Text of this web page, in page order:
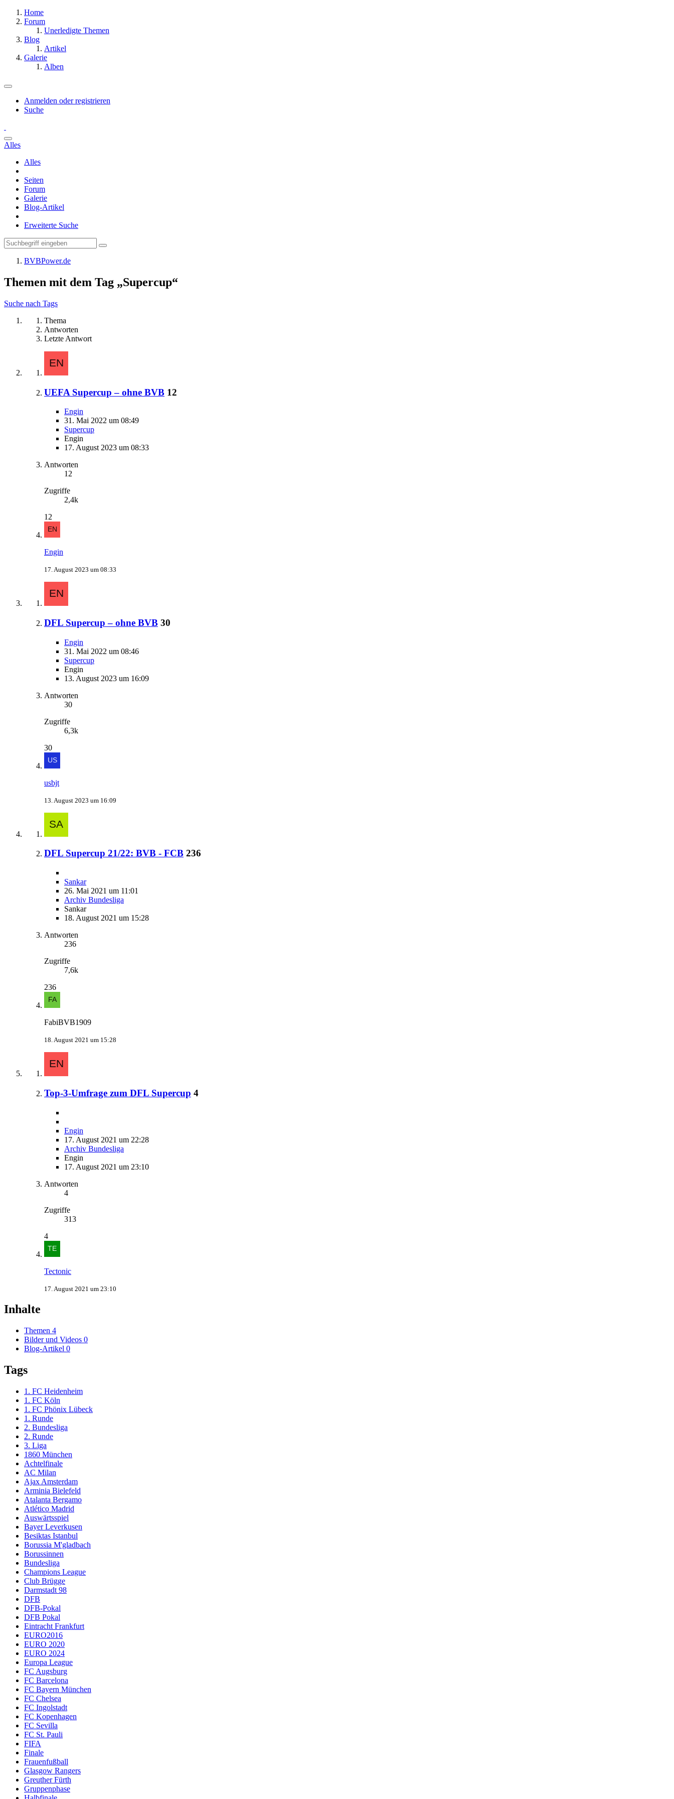
Home
Forum
Unerledigte Themen
Blog
Artikel
Galerie
Alben
Anmelden oder registrieren
Suche
Alles
Alles
Seiten
Forum
Galerie
Blog-Artikel
Erweiterte Suche
BVBPower.de
Themen mit dem Tag „Supercup“
Suche nach Tags
Thema
Antworten
Letzte Antwort
UEFA Supercup – ohne BVB 12
Engin
31. Mai 2022 um 08:49
Supercup
Engin
17. August 2023 um 08:33
Antworten
12
Zugriffe
2,4k
12
Engin
17. August 2023 um 08:33
DFL Supercup – ohne BVB 30
Engin
31. Mai 2022 um 08:46
Supercup
Engin
13. August 2023 um 16:09
Antworten
30
Zugriffe
6,3k
30
usbjt
13. August 2023 um 16:09
DFL Supercup 21/22: BVB - FCB 236
Sankar
26. Mai 2021 um 11:01
Archiv Bundesliga
Sankar
18. August 2021 um 15:28
Antworten
236
Zugriffe
7,6k
236
FabiBVB1909
18. August 2021 um 15:28
Top-3-Umfrage zum DFL Supercup 4
Engin
17. August 2021 um 22:28
Archiv Bundesliga
Engin
17. August 2021 um 23:10
Antworten
4
Zugriffe
313
4
Tectonic
17. August 2021 um 23:10
Inhalte
Themen 4
Bilder und Videos 0
Blog-Artikel 0
Tags
1. FC Heidenheim
1. FC Köln
1. FC Phönix Lübeck
1. Runde
2. Bundesliga
2. Runde
3. Liga
1860 München
Achtelfinale
AC Milan
Ajax Amsterdam
Arminia Bielefeld
Atalanta Bergamo
Atlético Madrid
Auswärtsspiel
Bayer Leverkusen
Besiktas Istanbul
Borussia M'gladbach
Borussinnen
Bundesliga
Champions League
Club Brügge
Darmstadt 98
DFB
DFB-Pokal
DFB Pokal
Eintracht Frankfurt
EURO2016
EURO 2020
EURO 2024
Europa League
FC Augsburg
FC Barcelona
FC Bayern München
FC Chelsea
FC Ingolstadt
FC Kopenhagen
FC Sevilla
FC St. Pauli
FIFA
Finale
Frauenfußball
Glasgow Rangers
Greuther Fürth
Gruppenphase